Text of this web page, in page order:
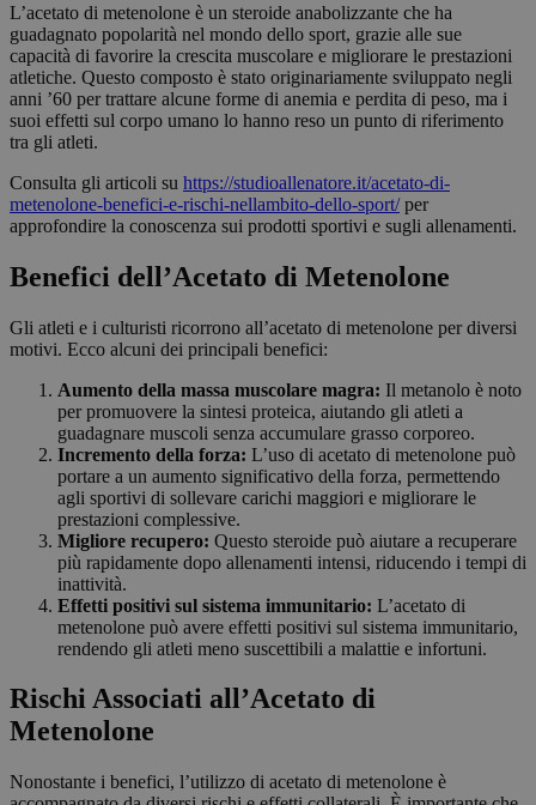
L’acetato di metenolone è un steroide anabolizzante che ha
guadagnato popolarità nel mondo dello sport, grazie alle sue
capacità di favorire la crescita muscolare e migliorare le prestazioni
atletiche. Questo composto è stato originariamente sviluppato negli
anni ’60 per trattare alcune forme di anemia e perdita di peso, ma i
suoi effetti sul corpo umano lo hanno reso un punto di riferimento
tra gli atleti.
Consulta gli articoli su https://studioallenatore.it/acetato-di-
metenolone-benefici-e-rischi-nellambito-dello-sport/per
approfondire la conoscenza sui prodotti sportivi e sugli allenamenti.
Benefici dell’Acetato di Metenolone
Gli atleti e i culturisti ricorrono all’acetato di metenolone per diversi
motivi. Ecco alcuni dei principali benefici:
Aumento della massa muscolare magra: Il metanolo è noto
per promuovere la sintesi proteica, aiutando gli atleti a
guadagnare muscoli senza accumulare grasso corporeo.
Incremento della forza: L’uso di acetato di metenolone può
portare a un aumento significativo della forza, permettendo
agli sportivi di sollevare carichi maggiori e migliorare le
prestazioni complessive.
Migliore recupero: Questo steroide può aiutare a recuperare
più rapidamente dopo allenamenti intensi, riducendo i tempi di
inattività.
Effetti positivi sul sistema immunitario: L’acetato di
metenolone può avere effetti positivi sul sistema immunitario,
rendendo gli atleti meno suscettibili a malattie e infortuni.
Rischi Associati all’Acetato di
Metenolone
Nonostante i benefici, l’utilizzo di acetato di metenolone è